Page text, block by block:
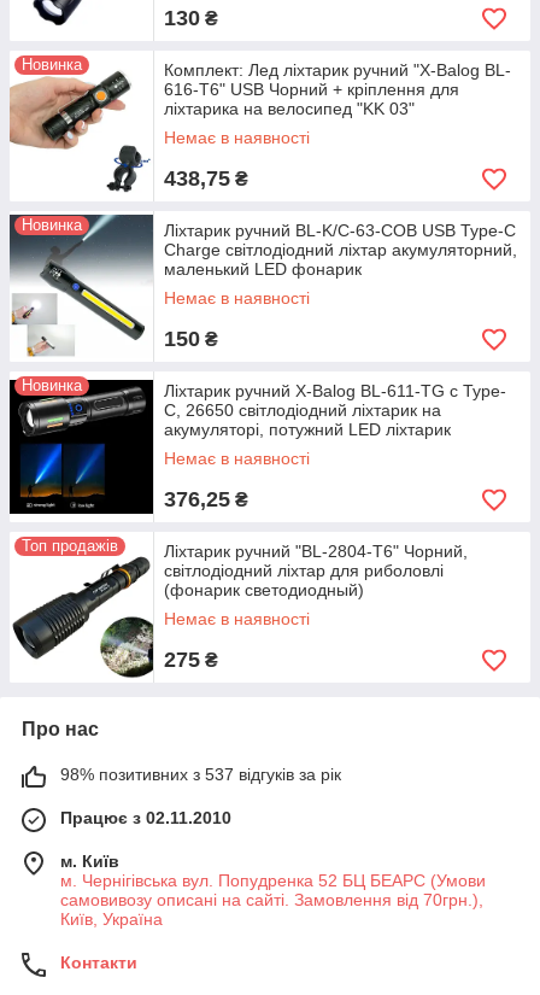
130 ₴
Новинка
Комплект: Лед ліхтарик ручний "X-Balog BL-
616-T6" USB Чорний + кріплення для
ліхтарика на велосипед "KK 03"
Немає в наявності
438,75 ₴
Новинка
Ліхтарик ручний BL-K/C-63-COB USB Type-C
Charge світлодіодний ліхтар акумуляторний,
маленький LED фонарик
Немає в наявності
150 ₴
Новинка
Ліхтарик ручний X-Balog BL-611-TG с Type-
C, 26650 світлодіодний ліхтарик на
акумуляторі, потужний LED ліхтарик
Немає в наявності
376,25 ₴
Топ продажів
Ліхтарик ручний "BL-2804-T6" Чорний,
світлодіодний ліхтар для риболовлі
(фонарик светодиодный)
Немає в наявності
275 ₴
Про нас
98% позитивних з 537 відгуків за рік
Працює з 02.11.2010
м. Київ
м. Чернігівська вул. Попудренка 52 БЦ БЕАРС (Умови
самовивозу описані на сайті. Замовлення від 70грн.),
Київ, Україна
Контакти